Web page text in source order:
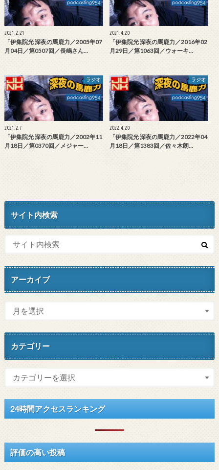
2021.2.21
「伊集院光 深夜の馬鹿力／2005年07
月04日／第0507回／長嶋さん…
2021.4.20
「伊集院光 深夜の馬鹿力／2016年02
月29日／第1063回／ウォーキ…
ラジオ
2021.2.7
「伊集院光 深夜の馬鹿力／2002年11
月18日／第0370回／メジャー…
ラジオ
2022.4.20
「伊集院光 深夜の馬鹿力／2022年04
月18日／第1383回／佐々木朗…
サイト内検索
アーカイブ
カテゴリー
24時間アクセスランキング
評価の高い投稿